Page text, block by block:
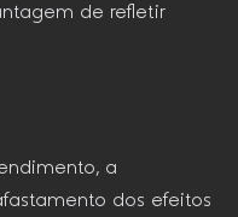
de refletir
a
dos efeitos